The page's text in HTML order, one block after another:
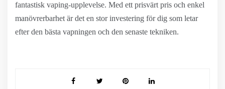
fantastisk vaping-upplevelse. Med ett prisvärt pris och enkel
manövrerbarhet är det en stor investering för dig som letar
efter den bästa vapningen och den senaste tekniken.